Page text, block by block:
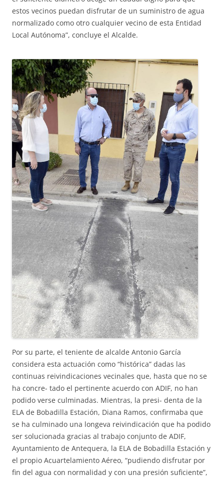
estos vecinos puedan disfrutar de un suministro de agua
normalizado como otro cualquier vecino de esta Entidad
Local Autónoma”, concluye el Alcalde.
Por su parte, el teniente de alcalde Antonio García
considera esta actuación como “histórica” dadas las
continuas reivindicaciones vecinales que, hasta que no se
ha concre- tado el pertinente acuerdo con ADIF, no han
podido verse culminadas. Mientras, la presi- denta de la
ELA de Bobadilla Estación, Diana Ramos, confirmaba que
se ha culminado una longeva reivindicación que ha podido
ser solucionada gracias al trabajo conjunto de ADIF,
Ayuntamiento de Antequera, la ELA de Bobadilla Estación y
el propio Acuartelamiento Aéreo, “pudiendo disfrutar por
fin del agua con normalidad y con una presión suficiente”,